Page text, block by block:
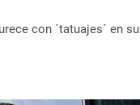
con ´tatuajes´ en su